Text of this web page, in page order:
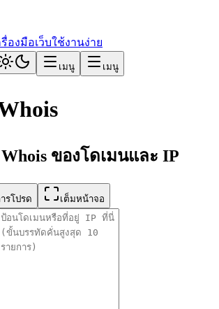
รื่องมือเว็บใช้งานง่าย
เมนู เมนู
ของโดเมนและ IP
รโปรด เต็มหน้าจอ